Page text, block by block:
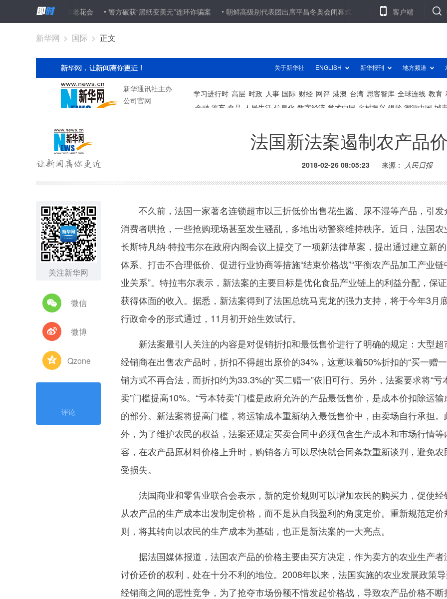
亮相400年老花会 警方破获“黑纸变美元”连环诈骗案 朝鲜高级别代表团出席平昌冬奥会闭幕式 北京：1907人抢1指标 普通车中签
客户端
新华网 > 国际 > 正文
法国新法案遏制农产品
2018-02-26 08:05:23 来源： 人民日报
关注新华网
微信
微博
Qzone
评论
不久前，法国一家著名连锁超市以三折低价出售花生酱、尿不湿等产品，引发
消费者哄抢，一些抢购现场甚至发生骚乱，多地出动警察维持秩序。近日，法国农
长斯特凡纳·特拉韦尔在政府内阁会议上提交了一项新法律草案，提出通过建立新
体系、打击不合理低价、促进行业协商等措施“结束价格战”“平衡农产品加工产业链
业关系”。特拉韦尔表示，新法案的主要目标是优化食品产业链上的利益分配，保
获得体面的收入。据悉，新法案得到了法国总统马克龙的强力支持，将于今年3月
行政命令的形式通过，11月初开始生效试行。
新法案最引人关注的内容是对促销折扣和最低售价进行了明确的规定：大型超
经销商在出售农产品时，折扣不得超出原价的34%，这意味着50%折扣的“买一赠
销方式不再合法，而折扣约为33.3%的“买二赠一”依旧可行。另外，法案要求将“亏
卖”门槛提高10%。“亏本转卖”门槛是政府允许的产品最低售价，是成本价扣除运输
的部分。新法案将提高门槛，将运输成本重新纳入最低售价中，由卖场自行承担。
外，为了维护农民的权益，法案还规定买卖合同中必须包含生产成本和市场行情等
容，在农产品原材料价格上升时，购销各方可以尽快就合同条款重新谈判，避免农
受损失。
法国商业和零售业联合会表示，新的定价规则可以增加农民的购买力，促使经
从农产品的生产成本出发制定价格，而不是从自我盈利的角度定价。重新规范定价
则，将其转向以农民的生产成本为基础，也正是新法案的一大亮点。
据法国媒体报道，法国农产品的价格主要由买方决定，作为卖方的农业生产者
讨价还价的权利，处在十分不利的地位。2008年以来，法国实施的农业发展政策
经销商之间的恶性竞争，为了抢夺市场份额不惜发起价格战，导致农产品价格不断